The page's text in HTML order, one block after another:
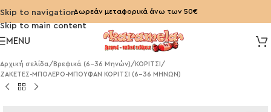
Skip to navigation
Skip to main content
Δωρεάν μεταφορικά άνω των 50€
MENU
Αρχική σελίδα/ Βρεφικά (6-36 Μηνών)/ ΚΟΡΙΤΣΙ /
ΖΑΚΕΤΕΣ-ΜΠΟΛΕΡΟ-ΜΠΟΥΦΑΝ ΚΟΡΙΤΣΙ (6-36 ΜΗΝΩΝ)